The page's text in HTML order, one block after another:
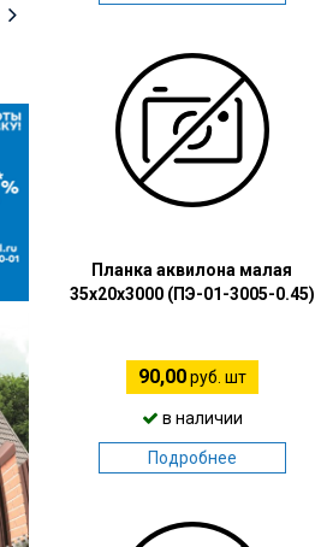
Планка аквилона малая
35х20х3000 (ПЭ-01-3005-0.45)
90,00руб. шт
в наличии
Подробнее